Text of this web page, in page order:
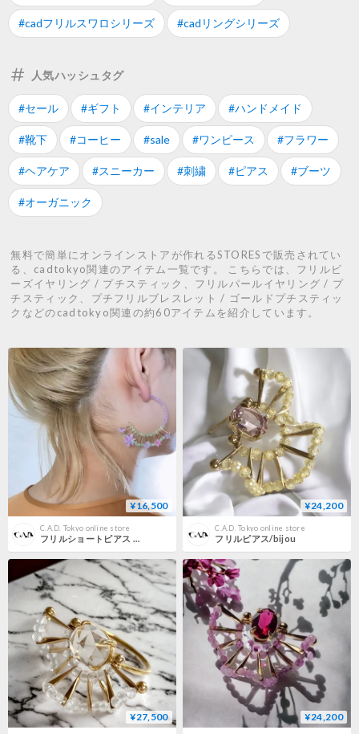
#cadフリルスワロシリーズ #cadリングシリーズ
人気ハッシュタグ
#セール #ギフト #インテリア #ハンドメイド
#靴下 #コーヒー #sale #ワンピース #フラワー
#ヘアケア #スニーカー #刺繍 #ピアス #ブーツ
#オーガニック
無料で簡単にオンラインストアが作れるSTORESで販売されてい
る、cadtokyo関連のアイテム一覧です。 こちらでは、フリルビ
ーズイヤリング / プチスティック、フリルパールイヤリング / プ
チスティック、プチフリルブレスレット / ゴールドプチスティッ
クなどのcadtokyo関連の約60アイテムを紹介しています。
¥16,500
C.A.D. Tokyo online store
フリルショートピアス ・イヤリング/ bloom
¥24,200
C.A.D. Tokyo online store
フリルピアス/bijou
¥27,500 ¥24,200